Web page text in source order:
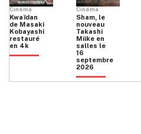
Cinéma
Kwaïdan
de Masaki
Kobayashi
restauré
en 4k
Cinéma
Sham, le
nouveau
Takashi
Miike en
salles le
16
septembre
2026